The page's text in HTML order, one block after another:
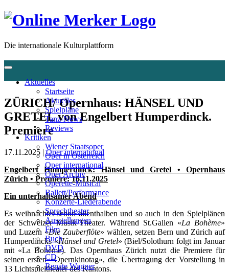
Die internationale Kulturplattform
Aktuelles
Startseite
Aktuelles
Spielpläne
Tanz-News
Reviews
Kritiken
Wiener Staatsoper
Oper in Österreich
Oper international
Oper Archiv
Operette-Musical
Ballett/Performance
Konzerte-Liederabende
Sprechtheater
Ausstellungen
Film
Buch
DVD
CD
Renate Wagner
ZÜRICH/ Opernhaus: HÄNSEL UND
GRETEL von Engelbert Humperdinck.
Premiere
17.11.2025 |Oper international
Engelbert Humperdinck: Hänsel und Gretel • Opernhaus
Zürich • Premiere: 16.11.2025
Ein unterhaltsamer Abend
Es weihnachtet schon allenthalben und so auch in den Spielplänen
der Schweizer Musik-Theater. Während St.Gallen «La Bohème»
und Luzern «Die Zauberflöte» wählen, setzen Bern und Zürich auf
Humperdincks «Hänsel und Gretel» (Biel/Solothurn folgt im Januar
mit «La Bohème). Das Opernhaus Zürich nutzt die Premiere für
seinen ersten «Opernkinotag», die Übertragung der Vorstellung in
13 Lichtspieltheater des Kantons.